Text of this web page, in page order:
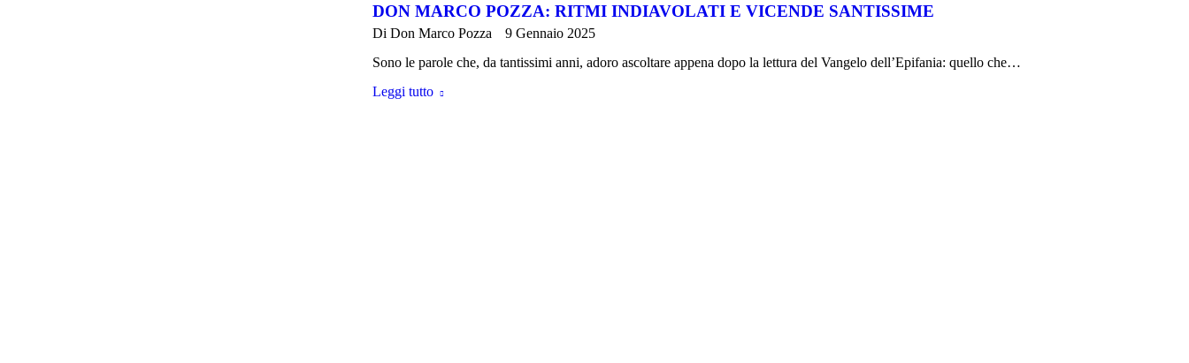
DON MARCO POZZA: RITMI INDIAVOLATI E VICENDE SANTISSIME
Di Don Marco Pozza
9 Gennaio 2025
Sono le parole che, da tantissimi anni, adoro ascoltare appena dopo la lettura del Vangelo dell’Epifania: quello che…
Leggi tutto